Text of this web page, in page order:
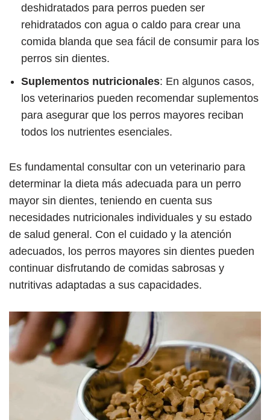
deshidratados para perros pueden ser
rehidratados con agua o caldo para crear una
comida blanda que sea fácil de consumir para los
perros sin dientes.
Suplementos nutricionales: En algunos casos,
los veterinarios pueden recomendar suplementos
para asegurar que los perros mayores reciban
todos los nutrientes esenciales.
Es fundamental consultar con un veterinario para
determinar la dieta más adecuada para un perro
mayor sin dientes, teniendo en cuenta sus
necesidades nutricionales individuales y su estado
de salud general. Con el cuidado y la atención
adecuados, los perros mayores sin dientes pueden
continuar disfrutando de comidas sabrosas y
nutritivas adaptadas a sus capacidades.